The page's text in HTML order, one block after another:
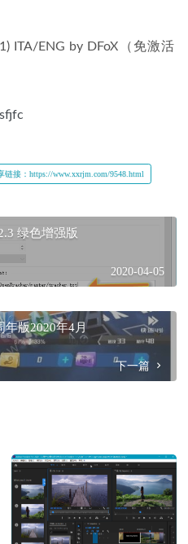
ITA/ENG by DFoX（免激活
链接：https://www.xxrjm.com/9548.html
绿色增强版
2020-04-05
年版2020年4月
下一篇